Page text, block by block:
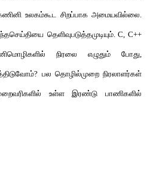
உலகம்கூட சிறப்பாக அமையவில்லை.
தெளிவுபடுத்தமுடியும். C, C++
ல் நிரலை எழுதும் போது,
? பல தொழில்முறைநிரலாளர்கள்
உள்ள இரண்டு பாணிகளில்